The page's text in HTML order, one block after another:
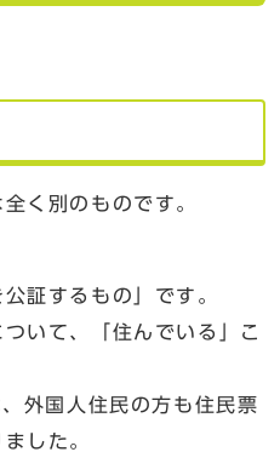
く別のものです。
証するもの」です。
いて、「住んでいる」こ
外国人住民の方も住民票
した。